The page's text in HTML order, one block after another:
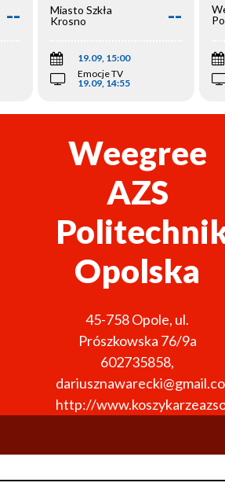
--
Miasto Szkła
Krosno
--
19.09, 15:00
Emocje TV
19.09, 14:55
Weegree
AZS
Opolska
45-758Opole, ul.
Prószkowska 76/9a
602735858,
http://